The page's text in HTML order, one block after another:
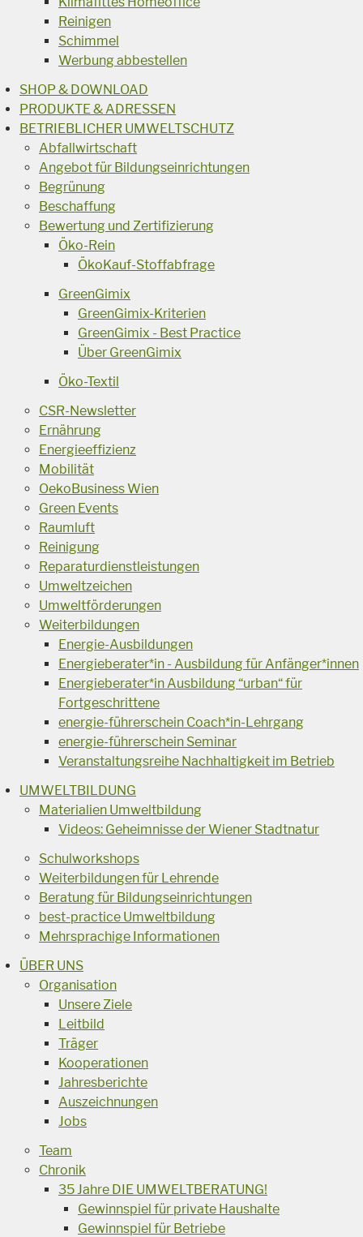
Reinigen
Schimmel
Werbung abbestellen
SHOP & DOWNLOAD
PRODUKTE & ADRESSEN
BETRIEBLICHER UMWELTSCHUTZ
Abfallwirtschaft
Angebot für Bildungseinrichtungen
Begrünung
Beschaffung
Bewertung und Zertifizierung
Öko-Rein
ÖkoKauf-Stoffabfrage
GreenGimix
GreenGimix-Kriterien
GreenGimix - Best Practice
Über GreenGimix
Öko-Textil
CSR-Newsletter
Ernährung
Energieeffizienz
Mobilität
OekoBusiness Wien
Green Events
Raumluft
Reinigung
Reparaturdienstleistungen
Umweltzeichen
Umweltförderungen
Weiterbildungen
Energie-Ausbildungen
Energieberater*in - Ausbildung für Anfänger*innen
Energieberater*in Ausbildung “urban“ für
Fortgeschrittene
energie-führerschein Coach*in-Lehrgang
energie-führerschein Seminar
Veranstaltungsreihe Nachhaltigkeit im Betrieb
UMWELTBILDUNG
Materialien Umweltbildung
Videos: Geheimnisse der Wiener Stadtnatur
Schulworkshops
Weiterbildungen für Lehrende
Beratung für Bildungseinrichtungen
best-practice Umweltbildung
Mehrsprachige Informationen
ÜBER UNS
Organisation
Unsere Ziele
Leitbild
Träger
Kooperationen
Jahresberichte
Auszeichnungen
Jobs
Team
Chronik
35 Jahre DIE UMWELTBERATUNG!
Gewinnspiel für private Haushalte
Gewinnspiel für Betriebe